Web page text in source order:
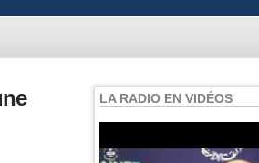
LA RADIO EN VIDÉOS